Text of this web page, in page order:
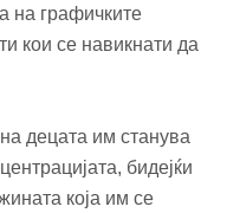
на графичките
кои се навикнати да
децата им станува
бидејќи
која им се